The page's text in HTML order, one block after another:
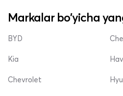
Markalar bo'yicha
BYD
Kia
Chevrolet